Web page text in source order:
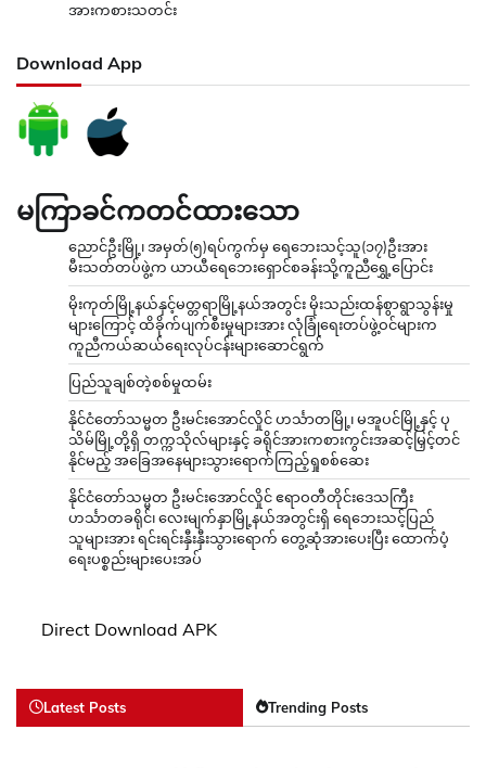
အားကစားသတင်း
Download App
မကြာခင်ကတင်ထားသော
ညောင်ဦးမြို့၊ အမှတ်(၅)ရပ်ကွက်မှ ရေဘေးသင့်သူ(၁၇)ဦးအား
မီးသတ်တပ်ဖွဲ့က ယာယီရေဘေးရှောင်စခန်းသို့ကူညီရွှေ့ပြောင်း
မိုးကုတ်မြို့နယ်နှင့်မတ္တရာမြို့နယ်အတွင်း မိုးသည်းထန်စွာရွာသွန်းမှု
များကြောင့် ထိခိုက်ပျက်စီးမှုများအား လုံခြုံရေးတပ်ဖွဲ့ဝင်များက
ကူညီကယ်ဆယ်ရေးလုပ်ငန်းများဆောင်ရွက်
ပြည်သူချစ်တဲ့စစ်မှုထမ်း
နိုင်ငံတော်သမ္မတ ဦးမင်းအောင်လှိုင် ဟင်္သာတမြို့၊ မအူပင်မြို့နှင့် ပု
သိမ်မြို့တို့ရှိ တက္ကသိုလ်များနှင့် ခရိုင်အားကစားကွင်းအဆင့်မြှင့်တင်
နိုင်မည့် အခြေအနေများသွားရောက်ကြည့်ရှုစစ်ဆေး
နိုင်ငံတော်သမ္မတ ဦးမင်းအောင်လှိုင် ဧရာဝတီတိုင်းဒေသကြီး
ဟင်္သာတခရိုင်၊ လေးမျက်နှာမြို့နယ်အတွင်းရှိ ရေဘေးသင့်ပြည်
သူများအား ရင်းရင်းနှီးနှီးသွားရောက် တွေ့ဆုံအားပေးပြီး ထောက်ပံ့
ရေးပစ္စည်းများပေးအပ်
Direct Download APK
Latest Posts Trending Posts